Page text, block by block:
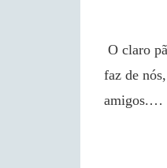
faz de
amigos.…